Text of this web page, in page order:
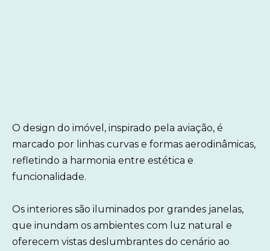
O design do imóvel, inspirado pela aviação, é
marcado por linhas curvas e formas aerodinâmicas,
refletindo a harmonia entre estética e
funcionalidade.
Os interiores são iluminados por grandes janelas,
que inundam os ambientes com luz natural e
oferecem vistas deslumbrantes do cenário ao